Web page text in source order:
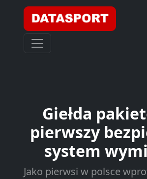
Giełda
pierwszy
system
Jako pierwsi w polsce